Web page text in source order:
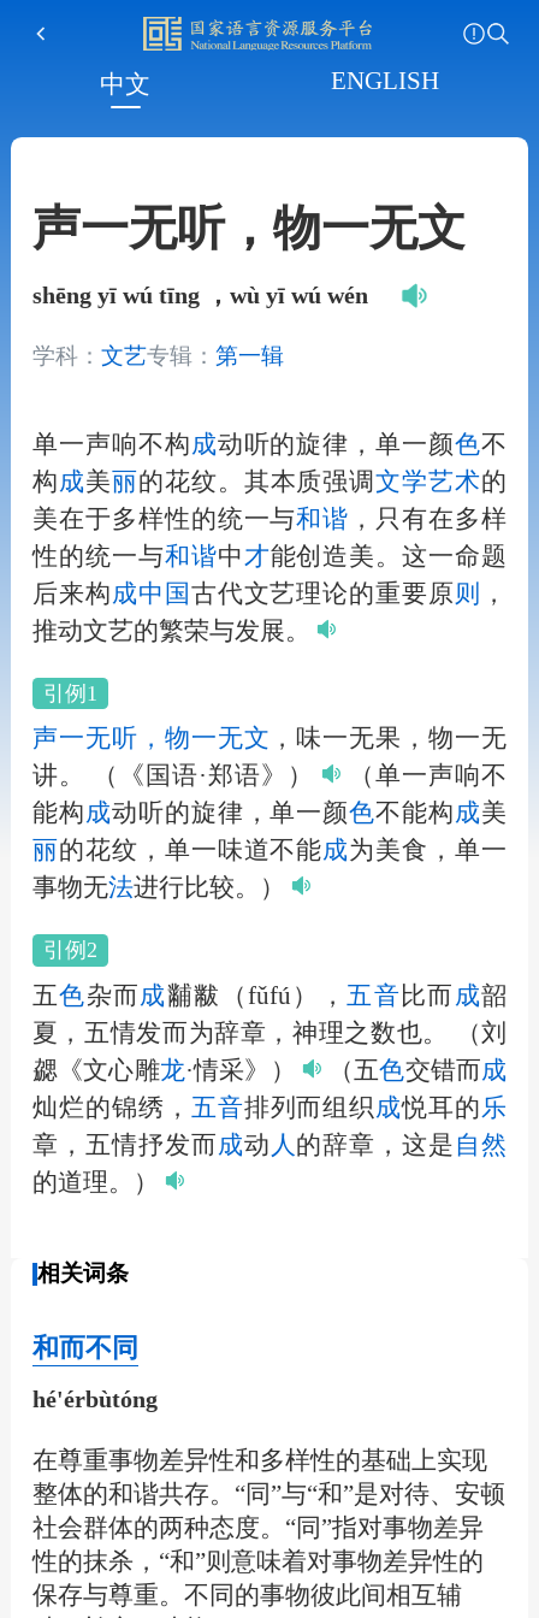
中文 ENGLISH
声一无听，物一无文
shēng yī wú tīng ，wù yī wú wén
学科： 文艺专辑： 第一辑
单一声响不构成动听的旋律，单一颜色不
构成美丽的花纹。其本质强调文学艺术的
美在于多样性的统一与和谐 ，只有在多样
性的统一与和谐中才能创造美。这一命题
后来构成中国 古代文艺理论的重要原 则
，
推动文艺的繁荣与发展。
引例1
声一无听，物一无文 ，味一无果，物一无
讲。
（《国语·郑语》）
（单一声响不
能构成动听的旋律，单一颜色不能构成美
丽的花纹，单一味道不能成为美食，单一
事物无法进行比较。）
引例2
五色杂而成黼黻（fǔfú）， 五音比而 成韶
夏，五情发而为辞章，神理之数也。
（刘
勰《文心雕龙·情采》） （五色交错而成
灿烂的锦绣， 五音排列而组织 成悦耳的乐
章，五情抒发而成动 人 的辞章，这是自然
的道理。）
相关词条
和而不同
hé'érbùtóng
在尊重事物差异性和多样性的基础上实现
整体的和谐共存。“同”与“和”是对待、安顿
社会群体的两种态度。“同”指对事物差异
性的抹杀，“和”则意味着对事物差异性的
保存与尊重。不同的事物彼此间相互辅